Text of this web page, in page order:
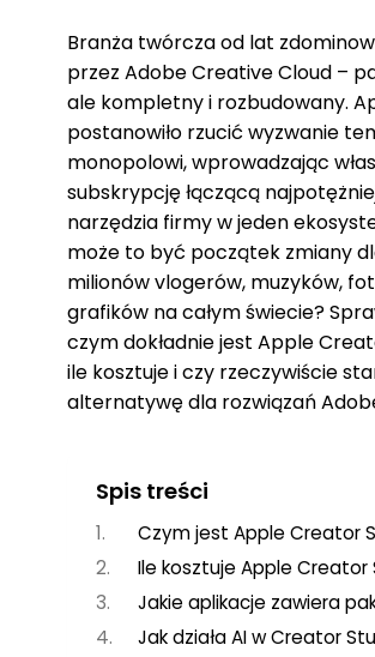
Branża twórcza od lat
przez Adobe Creative Cloud –
ale kompletny i rozbudowany.
postanowiło rzucić wyzwanie
monopolowi, wprowadzając
subskrypcję łączącą
narzędzia firmy w jeden
może to być początek zmiany
milionów vlogerów, muzyków,
grafików na całym świecie?
czym dokładnie jest Apple
ile kosztuje i czy rzeczywiście
alternatywę dla rozwiązań
Spis treści
Czym jest Apple Creator
Ile kosztuje Apple Creator
Jakie aplikacje zawiera
Jak działa AI w Creator